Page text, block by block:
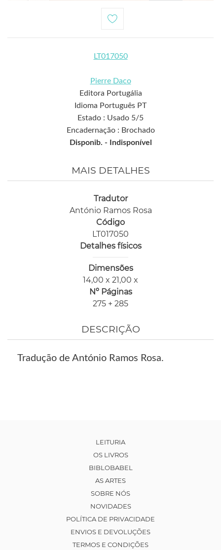
LT017050
Pierre Daco
Editora Portugália
Idioma Português PT
Estado : Usado 5/5
Encadernação : Brochado
Disponib. -
Indisponível
MAIS DETALHES
Tradutor
António Ramos Rosa
Código
LT017050
Detalhes físicos
Dimensões
14,00 x 21,00 x
Nº Páginas
275 + 285
DESCRIÇÃO
Tradução de António Ramos Rosa.
LEITURIA
OS LIVROS
BIBLOBABEL
AS ARTES
SOBRE NÓS
NOVIDADES
POLÍTICA DE PRIVACIDADE
ENVIOS E DEVOLUÇÕES
TERMOS E CONDIÇÕES